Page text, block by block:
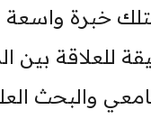
خبرة
للعلاقة بين
والبحث